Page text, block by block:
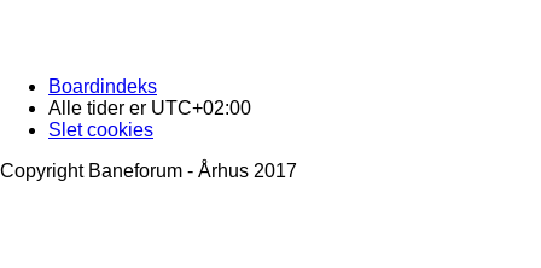
Boardindeks
Alle tider er UTC+02:00
Slet cookies
Copyright Baneforum - Århus 2017